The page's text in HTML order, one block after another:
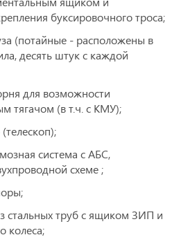
буксировочного троса;
(потайные - расположены в
десять штук с каждой
для возможности
тягачом (в т.ч. с КМУ);
система с АБС,
схеме ;
стальных труб с ящиком ЗИП и
колеса;